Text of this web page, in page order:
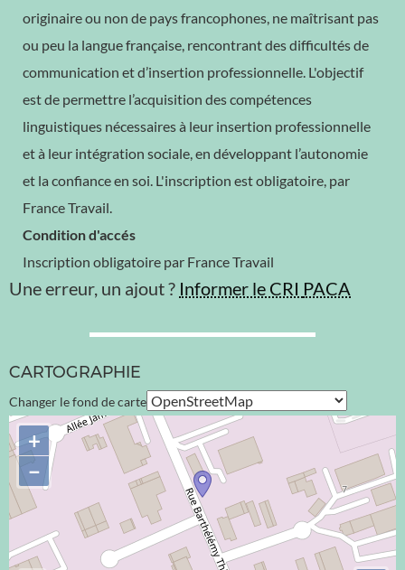
originaire ou non de pays francophones, ne maîtrisant pas
ou peu la langue française, rencontrant des difficultés de
communication et d’insertion professionnelle. L'objectif
est de permettre l’acquisition des compétences
linguistiques nécessaires à leur insertion professionnelle
et à leur intégration sociale, en développant l’autonomie
et la confiance en soi. L'inscription est obligatoire, par
France Travail.
Condition d'accés
Inscription obligatoire par France Travail
Une erreur, un ajout ? Informer le CRI PACA
CARTOGRAPHIE
Changer le fond de carte
+
−